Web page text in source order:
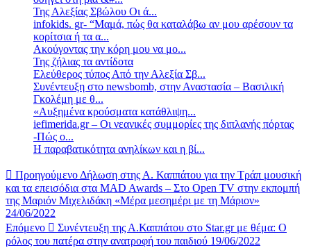
Της Αλεξίας Σβώλου Οι ά...
infokids. gr- “Μαμά, πώς θα καταλάβω αν μου αρέσουν τα
κορίτσια ή τα α...
Ακούγοντας την κόρη μου να μο...
Της ζήλιας τα αντίδοτα
Ελεύθερος τύπος Από την Αλεξία Σβ...
Συνέντευξη στο newsbomb, στην Αναστασία – Βασιλική
Γκολέμη με θ...
«Αυξημένα κρούσματα κατάθλιψη...
iefimerida.gr – Οι νεανικές συμμορίες της διπλανής πόρτας
-Πώς ο...
Η παραβατικότητα ανηλίκων και η βί...
Προηγούμενο Δήλωση στης Α. Καππάτου για την Τράπ μουσική
και τα επεισόδια στα MAD Awards – Στο Open TV στην εκπομπή
της Μαριόν Μιχελιδάκη «Μέρα μεσημέρι με τη Μάριον»
24/06/2022
Επόμενο
Συνέντευξη της Α.Καππάτου στο Star.gr με θέμα: Ο
ρόλος του πατέρα στην ανατροφή του παιδιού 19/06/2022